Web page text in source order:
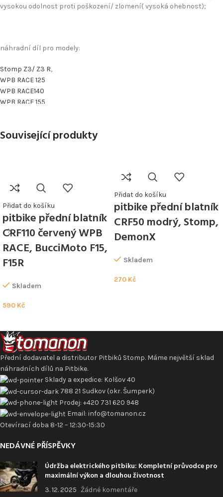
vysokou odolnost proti poškození/ zlomení( vysoká ohebnost);
náhradní díl pro modely:
Stomp Z3/ Z3 R,
WPB RACE 125
WPB RACE140
WPB RACE 155
Související produkty
Přidat do košíku
pitbike přední blatník
CRF110 červený WPB
RACE, BucciMoto F15,
F15R
Skladem
590 Kč
Přidat do košíku
pitbike přední blatník
CRF50 modrý, Stomp,
DemonX
Skladem
270 Kč
Přední dodavatel a distributor Pitbiků Stomp. Máme největší sklad
náhradních dílů na Pitbike.
Sklady a expedice: Kolšov 40
788 21 Sudkov (okr. Šumperk)
Prodej: +420 731 620 948
Email: info@tomanon.cz
Otevírací doba 8-12 – 12:30-15:30
NEDÁVNÉ PŘÍSPĚVKY
Údržba elektrického pitbiku: Kompletní průvodce pro
maximální výkon a dlouhou životnost
3. 12. 2025 Žádné komentáře